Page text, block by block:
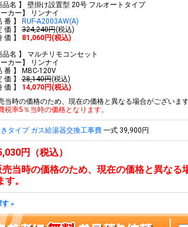
品名 】 壁掛け設置型 20号 フルオートタイプ
ーカー】 リンナイ
番 】
RUF-A2003AW(A)
価 】324,240円(税込)
価 】
81,060円(税込)
品名 】 マルチリモコンセット
ーカー】 リンナイ
番 】 MBC-120V
価 】28,140円(税込)
価 】
14,070円(税込)
当時の価格のため、現在の価格と異なる場合がございます
税率5％当時の価格となります。
タイプ ガス給湯器交換工事費一式 39,900円
円（税込）
当時の価格のため、現在の価格と異なる
す。
す »